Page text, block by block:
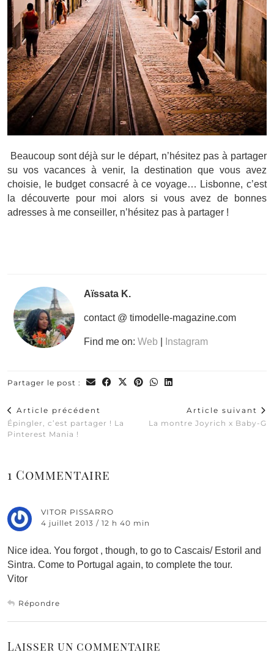
Beaucoup sont déjà sur le départ, n’hésitez pas à partager
su vos vacances à venir, la destination que vous avez
choisie, le budget consacré à ce voyage… Lisbonne, c’est
la découverte pour moi alors si vous avez de bonnes
adresses à me conseiller, n’hésitez pas à partager !
Aïssata K.
contact @ timodelle-magazine.com
Find me on: Web Instagram
Partager le post :
Article précédent
Épingler, c’est partager ! La
Pinterest Mania !
Article suivant
La montre Joyrich x Baby-G
1 Commentaire
VITOR PISSARRO
4 juillet 2013 / 12 h 40 min
Nice idea. You forgot , though, to go to Cascais/ Estoril and
Sintra. Come to Portugal again, to complete the tour.
Vitor
Répondre
Laisser un commentaire